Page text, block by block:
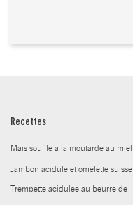
Recettes
Mais souffle a la moutarde au miel
Jambon acidule et omelette suisse
Trempette acidulee au beurre de